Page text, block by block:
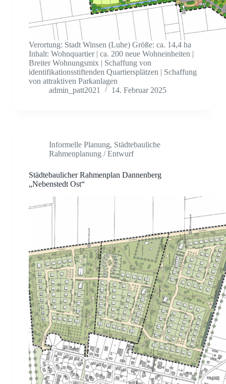
Verortung: Stadt Winsen (Luhe) Größe: ca. 14,4 ha
Inhalt: Wohnquartier | ca. 200 neue Wohneinheiten |
Breiter Wohnungsmix | Schaffung von
identifikationsstiftenden Quartiersplätzen | Schaffung
von attraktiven Parkanlagen
admin_patt2021
14. Februar 2025
Informelle Planung, Städtebauliche
Rahmenplanung / Entwurf
Städtebaulicher Rahmenplan Dannenberg
„Nebenstedt Ost“